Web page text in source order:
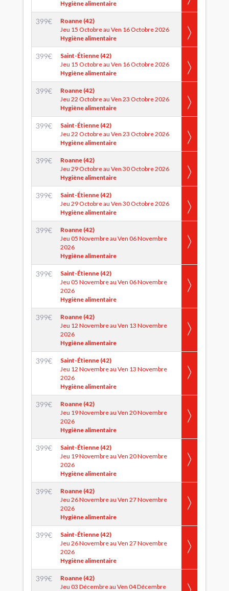
Hygiène alimentaire
399€
Roanne (42)
Jeu 15 Octobre au Ven 16 Octobre 2026
Hygiène alimentaire
399€
Saint-Étienne (42)
Jeu 15 Octobre au Ven 16 Octobre 2026
Hygiène alimentaire
399€
Roanne (42)
Jeu 22 Octobre au Ven 23 Octobre 2026
Hygiène alimentaire
399€
Saint-Étienne (42)
Jeu 22 Octobre au Ven 23 Octobre 2026
Hygiène alimentaire
399€
Roanne (42)
Jeu 29 Octobre au Ven 30 Octobre 2026
Hygiène alimentaire
399€
Saint-Étienne (42)
Jeu 29 Octobre au Ven 30 Octobre 2026
Hygiène alimentaire
399€
Roanne (42)
Jeu 05 Novembre au Ven 06 Novembre
2026
Hygiène alimentaire
399€
Saint-Étienne (42)
Jeu 05 Novembre au Ven 06 Novembre
2026
Hygiène alimentaire
399€
Roanne (42)
Jeu 12 Novembre au Ven 13 Novembre
2026
Hygiène alimentaire
399€
Saint-Étienne (42)
Jeu 12 Novembre au Ven 13 Novembre
2026
Hygiène alimentaire
399€
Roanne (42)
Jeu 19 Novembre au Ven 20 Novembre
2026
Hygiène alimentaire
399€
Saint-Étienne (42)
Jeu 19 Novembre au Ven 20 Novembre
2026
Hygiène alimentaire
399€
Roanne (42)
Jeu 26 Novembre au Ven 27 Novembre
2026
Hygiène alimentaire
399€
Saint-Étienne (42)
Jeu 26 Novembre au Ven 27 Novembre
2026
Hygiène alimentaire
399€
Roanne (42)
Jeu 03 Décembre au Ven 04 Décembre